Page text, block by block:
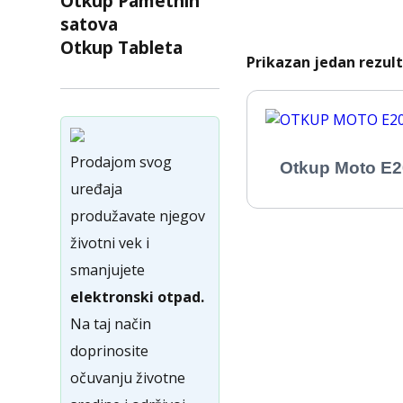
satova
Otkup Tableta
Prodajom svog
uređaja
produžavate njegov
životni vek i
smanjujete
elektronski otpad.
Na taj način
doprinosite
očuvanju životne
Prikazan jedan
Otkup Moto